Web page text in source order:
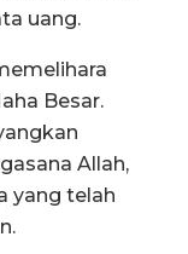
uang.
Besar.
Allah,
yang telah